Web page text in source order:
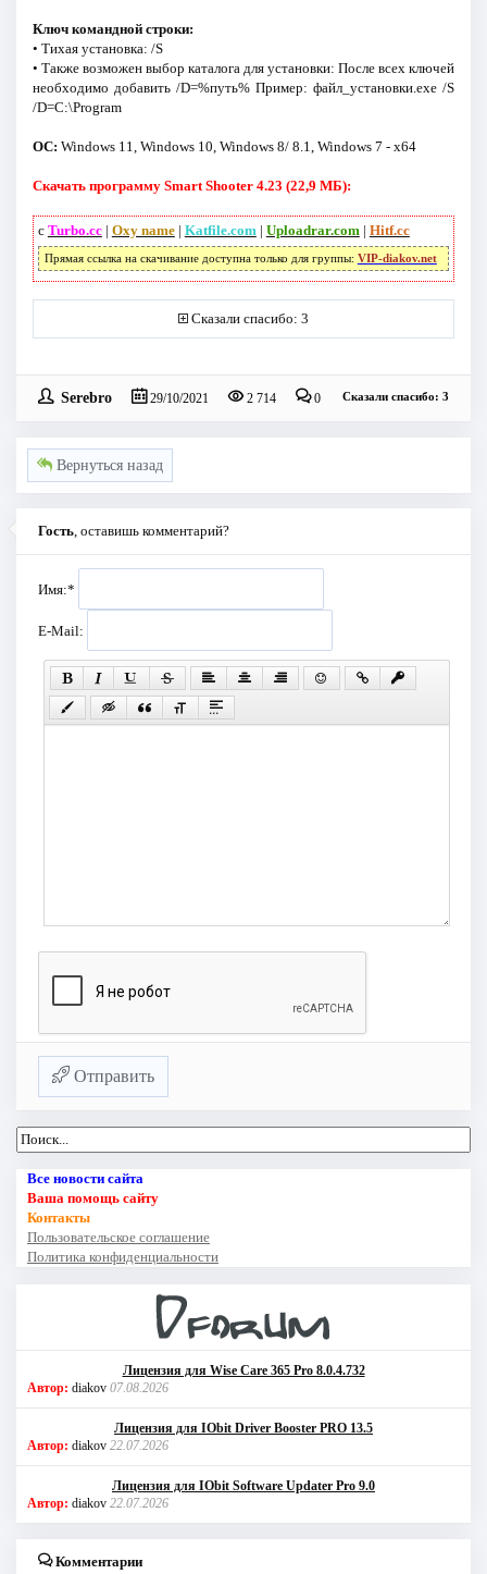
Ключ командной строки:
• Тихая установка: /S
• Также возможен выбор каталога для установки: После всех ключей
необходимо добавить /D=%путь% Пример: файл_установки.exe /S
/D=C:\Program
ОС: Windows 11, Windows 10, Windows 8/ 8.1, Windows 7 - x64
Скачать программу Smart Shooter 4.23 (22,9 МБ):
с Turbo.cc| Oxy name| Katfile.com| Uploadrar.com| Hitf.cc
Прямая ссылка на скачивание доступна только для группы: VIP-diakov.net
Сказали спасибо: 3
Serebro 29/10/2021 2 714 0 Сказали спасибо: 3
Вернуться назад
Гость, оставишь комментарий?
Имя:*
E-Mail:
Отправить
Все новости сайта
Ваша помощь сайту
Контакты
Пользовательское соглашение
Политика конфиденциальности
Лицензия для Wise Care 365 Pro 8.0.4.732
Автор: diakov 07.08.2026
Лицензия для IObit Driver Booster PRO 13.5
Автор: diakov 22.07.2026
Лицензия для IObit Software Updater Pro 9.0
Автор: diakov 22.07.2026
Комментарии